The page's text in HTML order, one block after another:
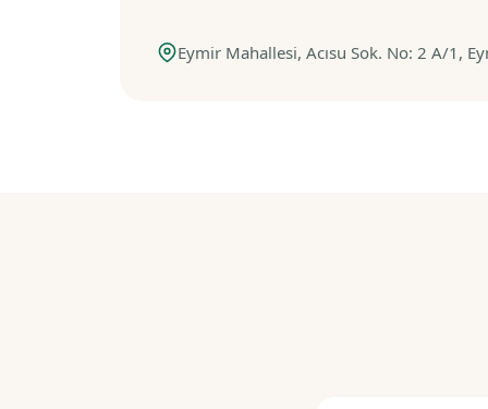
Eymir Mahallesi, Acısu Sok. No: 2 A/1,